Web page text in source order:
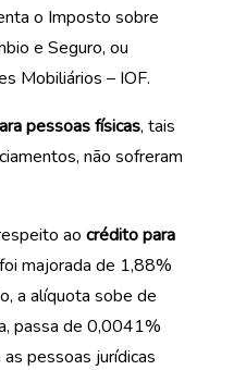
o Imposto sobre
e Seguro, ou
Mobiliários – IOF.
pessoas físicas, tais
não sofreram
aocrédito para
majorada de 1,88%
a alíquota sobe de
passa de 0,0041%
pessoas jurídicas